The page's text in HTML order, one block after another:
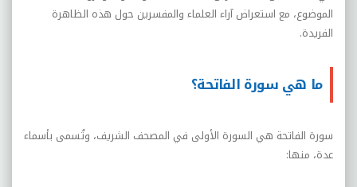
الموضوع، مع استعراض آراء العلماء والمفسرين حول هذه الظاهرة
الفريدة.
ما هي سورة الفاتحة؟
سورة الفاتحة هي السورة الأولى في المصحف الشريف، وتُسمى بأسماء
عدة، منها: